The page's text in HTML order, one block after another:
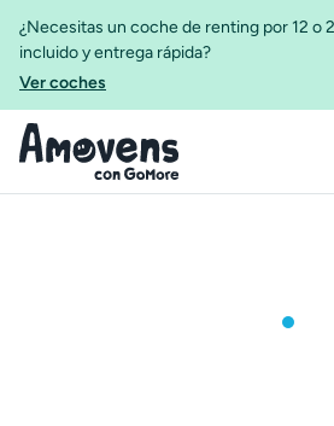
¿Necesitas un coche de renting por 12 o
incluido y entrega rápida?
Ver coches